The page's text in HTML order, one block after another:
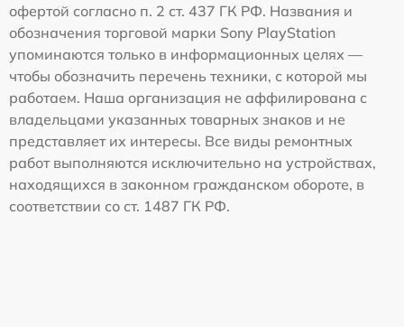
офертой согласно п. 2 ст. 437 ГК РФ. Названия и
обозначения торговой марки Sony PlayStation
упоминаются только в информационных целях —
чтобы обозначить перечень техники, с которой мы
работаем. Наша организация не аффилирована с
владельцами указанных товарных знаков и не
представляет их интересы. Все виды ремонтных
работ выполняются исключительно на устройствах,
находящихся в законном гражданском обороте, в
соответствии со ст. 1487 ГК РФ.